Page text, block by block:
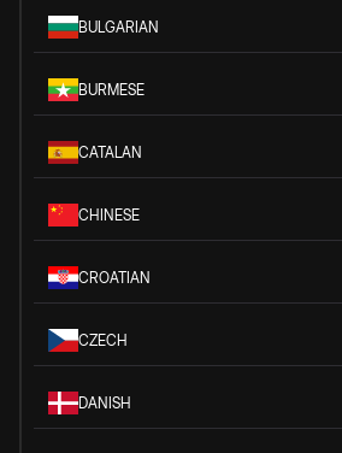
BULGARIAN
BURMESE
CATALAN
CHINESE
CROATIAN
CZECH
DANISH